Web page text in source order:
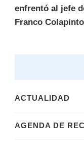
enfrentó al jefe
Franco Colapinto
ACTUALIDAD
AGENDA DE